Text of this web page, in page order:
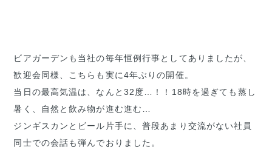
ビアガーデンも当社の毎年恒例行事としてありましたが、
歓迎会同様、こちらも実に4年ぶりの開催。
当日の最高気温は、なんと32度…！！18時を過ぎても蒸し
暑く、自然と飲み物が進む進む…
ジンギスカンとビール片手に、普段あまり交流がない社員
同士での会話も弾んでおりました。